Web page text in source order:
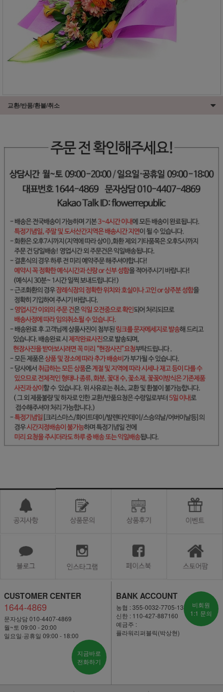
교환/반품/환불/취소
CUSTOMER CENTER
1644-4869
문자상담 010-4407-4869
월~토 09:00 - 20:00
일요일·공휴일 09:00 - 18:00
지금바로
전화하기
BANK ACCOUNT
농협 : 355-0032-7705-13
신한 : 110-427-887160
예금주 :
플라워리퍼블릭(박상현)
비회원
1:1 문의